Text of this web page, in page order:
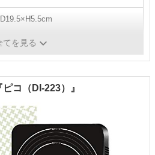
てを見る
コ（DI-223）』